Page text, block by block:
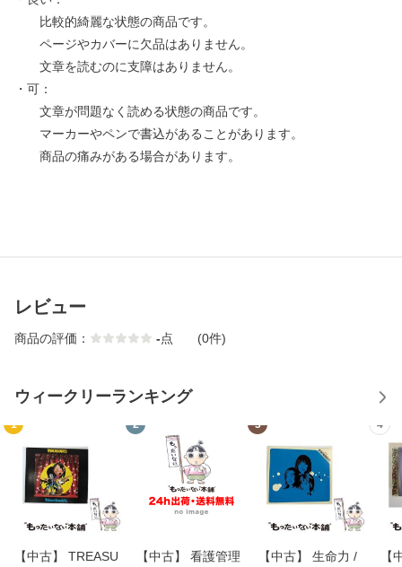
比較的綺麗な状態の商品です。
ページやカバーに欠品はありません。
文章を読むのに支障はありません。
・可：
文章が問題なく読める状態の商品です。
マーカーやペンで書込があることがあります。
商品の痛みがある場合があります。
レビュー
商品の評価： -点 (0件)
ウィークリーランキング
1
【中古】 TREASU
2
【中古】 看護管理
3
【中古】 生命力 /
4
【